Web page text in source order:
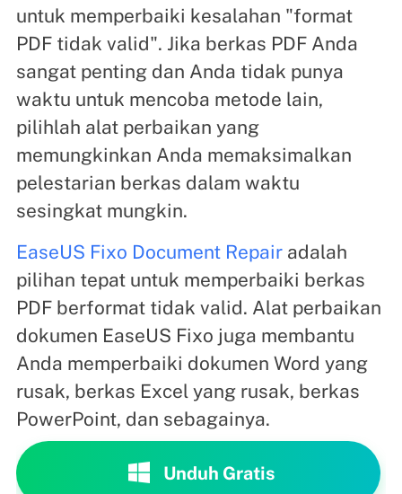
untuk memperbaiki kesalahan "format
PDF tidak valid". Jika berkas PDF Anda
sangat penting dan Anda tidak punya
waktu untuk mencoba metode lain,
pilihlah alat perbaikan yang
memungkinkan Anda memaksimalkan
pelestarian berkas dalam waktu
sesingkat mungkin.
EaseUS Fixo Document Repairadalah
pilihan tepat untuk memperbaiki berkas
PDF berformat tidak valid. Alat perbaikan
dokumen EaseUS Fixo juga membantu
Anda memperbaiki dokumen Word yang
rusak, berkas Excel yang rusak, berkas
PowerPoint, dan sebagainya.
Unduh Gratis